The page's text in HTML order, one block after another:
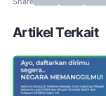
Artikel Terkait